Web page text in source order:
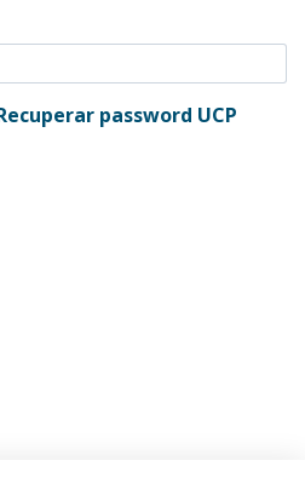
password UCP